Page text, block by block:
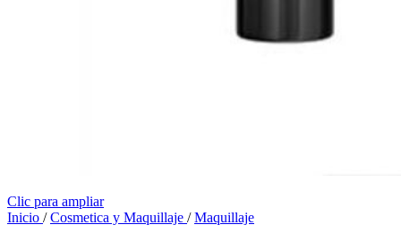
Clic para ampliar
Inicio / Cosmetica y Maquillaje / Maquillaje